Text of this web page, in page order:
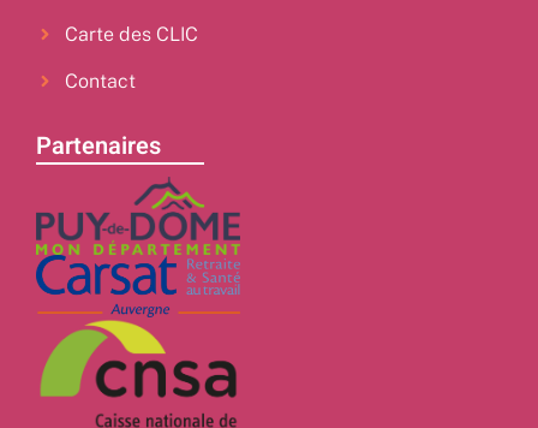
Carte des CLIC
Contact
Partenaires